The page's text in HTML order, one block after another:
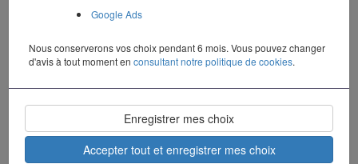
Google Ads
Nous conserverons vos choix pendant 6 mois. Vous pouvez changer
d'avis à tout moment enconsultant notre politique de cookies.
Enregistrer mes choix
Accepter tout et enregistrer mes choix